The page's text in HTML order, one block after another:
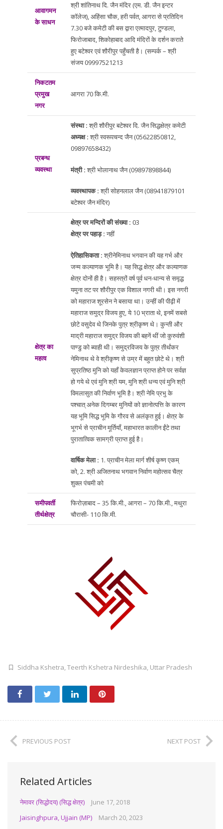
आवागमन
के साधन
श्री शांतिनाथ दि. जैन मंदिर (एम. डी. जैन इन्टर
कॉलेज), अहिंसा चौक, हरी पर्वत, आगरा से प्रतिदिन
7.30 बजे कमेटी की बस द्वारा एत्मादपुर, टुण्डला,
फिरोजाबाद, शिकोहाबाद आदि मंदिरों के दर्शन कराते
हुए बटेश्वर एवं शौरीपुर पहुँचती है। (सम्पर्क – श्री
संजय 09997521213
निकटतम
प्रमुख
नगर
आगरा 70 कि.मी.
प्रबन्ध
व्यवस्था
संस्था : श्री शौरीपुर बटेश्वर दि. जैन सिद्धक्षेत्र कमेटी
अध्यक्ष : श्री स्वरूपचन्द जैन (05622850812,
09897658432)
मंत्री : श्री भोलानाथ जैन (09897898844)
व्यवस्थापक : श्री सोहनलाल जैन (08941879101
बटेश्वर जैन मंदिर)
क्षेत्र का
महत्व
क्षेत्र पर मन्दिरों की संख्या : 03
क्षेत्र पर पहाड़ : नहीं
ऐतिहासिकता : श्रीनेमिनाथ भगवान की यह गर्भ और
जन्म कल्याणक भूमि है। यह सिद्ध क्षेत्र और कल्याणक
क्षेत्र दोनों ही है। सहस्त्रों वर्ष पूर्व धन-धान्य से समृद्ध
यमुना तट पर शौरीपुर एक विशाल नगरी थी। इस नगरी
को महाराज शूरसेन ने बसाया था। उन्हीं की पीढ़ी में
महाराज समुद्र विजय हुए, ये 10 भ्राता थे, इनमें सबसे
छोटे वसुदेव थे जिनके पुत्र श्रीकृष्ण थे। कुन्ती और
माद्री महाराज समुद्र विजय की बहनें थीं जो कुरुवंशी
पाण्डु को ब्याही थी। समुद्रविजय के पुत्र तीर्थंकर
नेमिनाथ थे वे श्रीकृष्ण से उम्र में बहुत छोटे थे। श्री
सुप्रतिष्ठ मुनि को यहाँ केवलज्ञान प्राप्त होने पर सर्वज्ञ
हो गये थे एवं मुनि श्री यम, मुनि श्री धन्य एवं मुनि श्री
विमलासुत की निर्वाण भूमि है। श्री नेमि प्रभु के
पश्चात् अनेक दिगम्बर मुनियों को ज्ञानोत्पत्ति के कारण
यह भूमि सिद्ध भूमि के गौरव से अलंकृत हुई। क्षेत्र के
भूगर्भ से प्राचीन मूर्तियाँ, महाभारत कालीन ईंटे तथा
पुरातात्विक सामग्री प्राप्त हुई है।
वार्षिक मेला : 1. प्राचीन मेला मार्ग शीर्ष कृष्ण एकम्
को, 2. श्री अजितनाथ भगवान निर्वाण महोत्सव चैत्र
शुक्ल पंचमी को
समीपवर्ती
तीर्थक्षेत्र
फिरोज़ाबाद – 35 कि.मी., आगरा – 70 कि.मी., मथुरा
चौरासी- 110 कि.मी.
Siddha Kshetra Teerth Kshetra Nirdeshika Uttar Pradesh
PREVIOUS POST NEXT POST
Related Articles
नेमावर (सिद्धोदय) (सिद्ध क्षेत्र)
June 17, 2018
Jaisinghpura, Ujjain (MP)
March 20, 2023